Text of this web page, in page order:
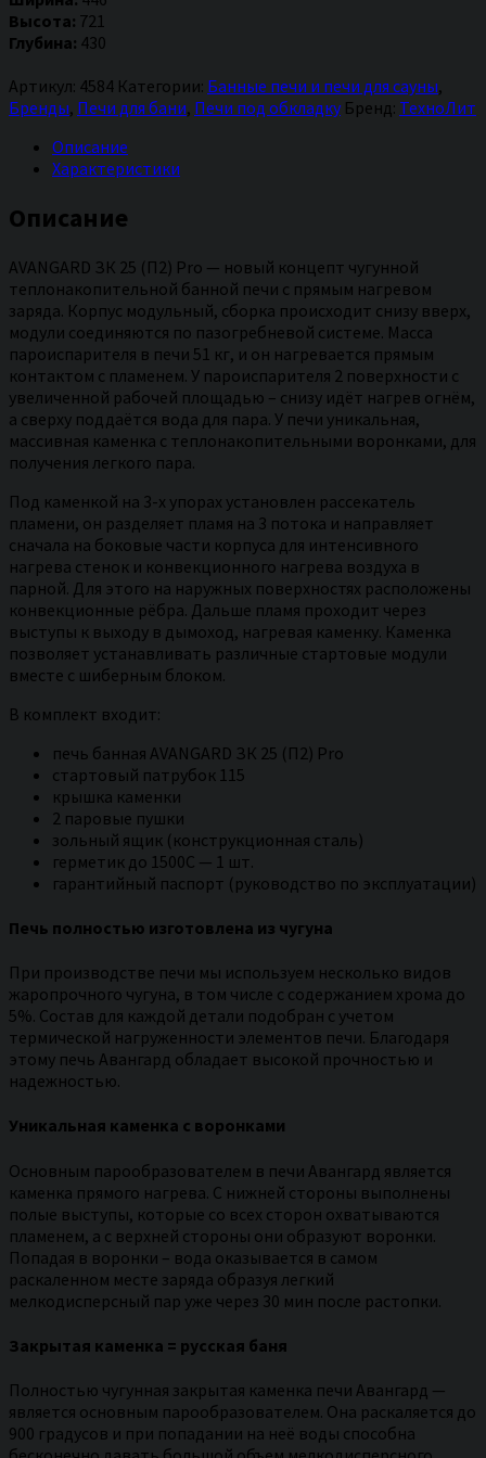
бани
Авангард
ЗК
(П2)
Pro
Высота: 721
Глубина: 430
Артикул: 4584 Категории: Банные печи и печи для сауны,
Бренды, Печи для бани, Печи под обкладку Бренд: ТехноЛит
Описание
Характеристики
Описание
AVANGARD ЗК 25 (П2) Pro — новый концепт чугунной
теплонакопительной банной печи с прямым нагревом
заряда. Корпус модульный, сборка происходит снизу вверх,
модули соединяются по пазогребневой системе. Масса
пароиспарителя в печи 51 кг, и он нагревается прямым
контактом с пламенем. У пароиспарителя 2 поверхности с
увеличенной рабочей площадью – снизу идёт нагрев огнём,
а сверху поддаётся вода для пара. У печи уникальная,
массивная каменка с теплонакопительными воронками, для
получения легкого пара.
Под каменкой на 3-х упорах установлен рассекатель
пламени, он разделяет пламя на 3 потока и направляет
сначала на боковые части корпуса для интенсивного
нагрева стенок и конвекционного нагрева воздуха в
парной. Для этого на наружных поверхностях расположены
конвекционные рёбра. Дальше пламя проходит через
выступы к выходу в дымоход, нагревая каменку. Каменка
позволяет устанавливать различные стартовые модули
вместе с шиберным блоком.
В комплект входит:
печь банная AVANGARD ЗК 25 (П2) Pro
стартовый патрубок 115
крышка каменки
2 паровые пушки
зольный ящик (конструкционная сталь)
герметик до 1500С — 1 шт.
гарантийный паспорт (руководство по эксплуатации)
Печь полностью изготовлена из чугуна
При производстве печи мы используем несколько видов
жаропрочного чугуна, в том числе с содержанием хрома до
5%. Состав для каждой детали подобран с учетом
термической нагруженности элементов печи. Благодаря
этому печь Авангард обладает высокой прочностью и
надежностью.
Уникальная каменка с воронками
Основным парообразователем в печи Авангард является
каменка прямого нагрева. С нижней стороны выполнены
полые выступы, которые со всех сторон охватываются
пламенем, а с верхней стороны они образуют воронки.
Попадая в воронки – вода оказывается в самом
раскаленном месте заряда образуя легкий
мелкодисперсный пар уже через 30 мин после растопки.
Закрытая каменка = русская баня
Полностью чугунная закрытая каменка печи Авангард —
является основным парообразователем. Она раскаляется до
900 градусов и при попадании на неё воды способна